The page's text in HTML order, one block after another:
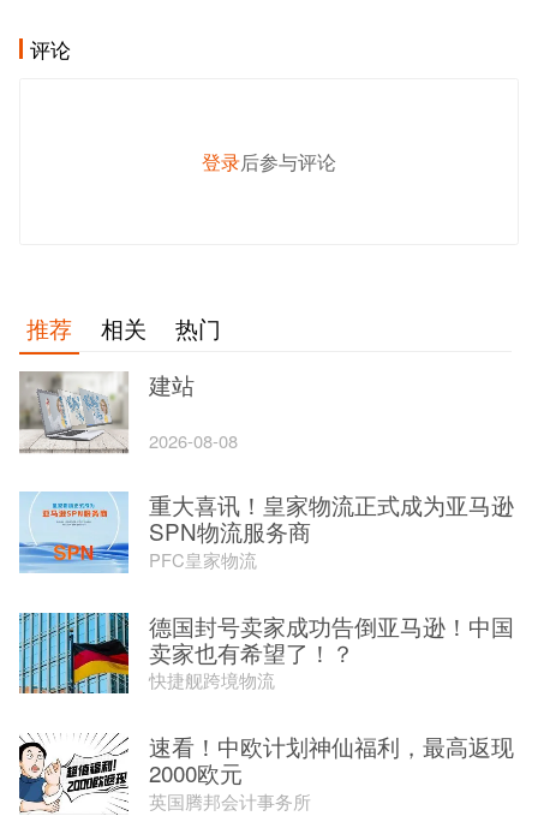
评论
登录后参与评论
推荐 相关
热门
建站
2026-08-08
重大喜讯！皇家物流正式成为亚马逊
SPN物流服务商
PFC皇家物流
德国封号卖家成功告倒亚马逊！中国
卖家也有希望了！？
快捷舰跨境物流
速看！中欧计划神仙福利，最高返现
2000欧元
英国腾邦会计事务所